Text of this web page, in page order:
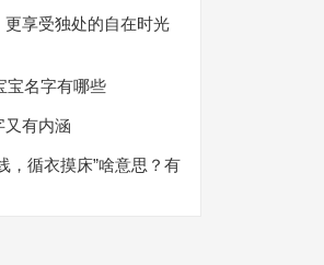
更享受独处的自在时光
宝名字有哪些
又有内涵
，循衣摸床”啥意思？有